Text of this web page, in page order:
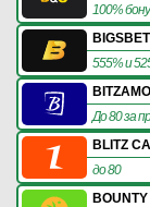
100%
555% и
До 80 за
BLITZ
до 80